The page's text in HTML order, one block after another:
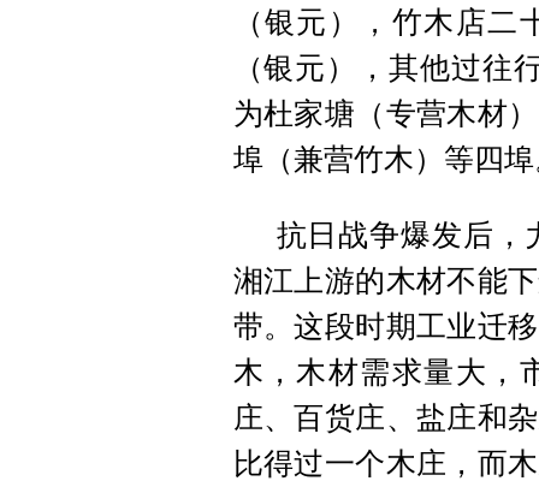
（银元），竹木店
（银元），其他过往
为杜家塘（专营木材
埠（兼营竹木）等四
抗日战争爆发后，
湘江上游的木材不能
带。这段时期工业迁
木，木材需求量大，
庄、百货庄、盐庄和
比得过一个木庄，而